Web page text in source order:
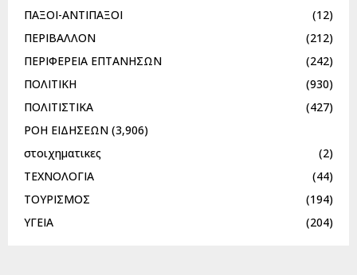
ΠΑΞΟΙ-ΑΝΤΙΠΑΞΟΙ
(12)
ΠΕΡΙΒΑΛΛΟΝ
(212)
ΠΕΡΙΦΕΡΕΙΑ ΕΠΤΑΝΗΣΩΝ
(242)
ΠΟΛΙΤΙΚΗ
(930)
ΠΟΛΙΤΙΣΤΙΚΑ
(427)
ΡΟΗ ΕΙΔΗΣΕΩΝ (3,906)
στοιχηματικες
(2)
ΤΕΧΝΟΛΟΓΙΑ
(44)
ΤΟΥΡΙΣΜΟΣ
(194)
ΥΓΕΙΑ
(204)